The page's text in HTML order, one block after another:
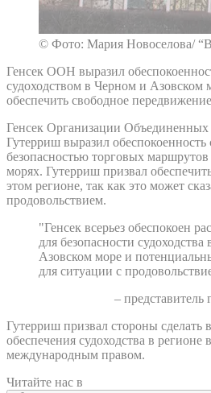
© Фото: Мария Новоселова/
Генсек ООН выразил
судоходством в Черном и Азовском
обеспечить свободное
Генсек Организации
Гутерриш выразил обеспокоенность
безопасностью торговых
морях. Гутерриш призвал
этом регионе, так как это может
продовольствием.
"Генсек всерьез обеспокоен
для безопасности
Азовском море и
для ситуации с
–
Гутерриш призвал стороны сделать
обеспечения судоходства в регионе
международным правом.
Читайте нас в